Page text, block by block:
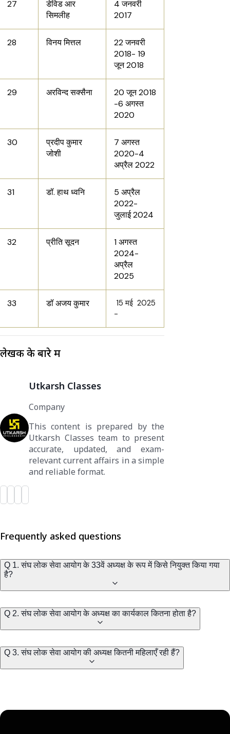
27
डेविड आर
सिमलीह
4 जनवरी
2017
28 विनय मित्तल
22 जनवरी
2018- 19
जून 2018
29 अरविन्द सक्सैना
20 जून 2018
-6 अगस्त
2020
30
प्रदीप कुमार
जोशी
7 अगस्त
2020-4
अप्रैल 2022
31 डॉ. हाथ ध्वनि
5 अप्रैल
2022-
जुलाई 2024
32 प्रीति सूदन
1 अगस्त
2024-
अप्रैल
2025
33 डॉ अजय कुमार
15 मई 2025
-
लेखक के बारे में
Utkarsh Classes
Company
This content is prepared by the
Utkarsh Classes team to present
accurate, updated, and exam-
relevant current affairs in a simple
and reliable format.
Frequently asked questions
Q 1. संघ लोक सेवा आयोग के 33वें अध्यक्ष के रूप में किसे नियुक्त किया गया
है?
Q 2. संघ लोक सेवा आयोग के अध्यक्ष का कार्यकाल कितना होता है?
Q 3. संघ लोक सेवा आयोग की अध्यक्ष कितनी महिलाएँ रही हैं?